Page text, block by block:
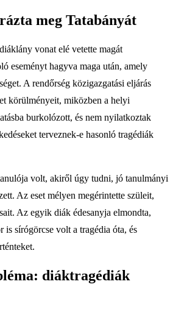
meg Tatabányát
vonat elé vetette magát
eseményt hagyva maga után, amely
A rendőrség közigazgatási eljárás
körülményeit, miközben a helyi
burkolózott, és nem nyilatkoztak
terveznek-e hasonló tragédiák
volt, akiről úgy tudni, jó tanulmányi
Az eset mélyen megérintette szüleit,
Az egyik diák édesanyja elmondta,
is sírógörcse volt a tragédia óta, és
diáktragédiák